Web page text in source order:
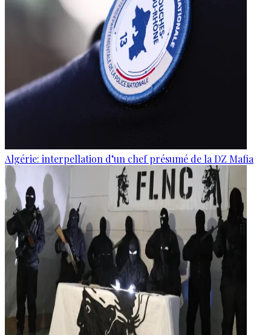
Algérie: interpellation d’un chef présumé de la DZ Mafia